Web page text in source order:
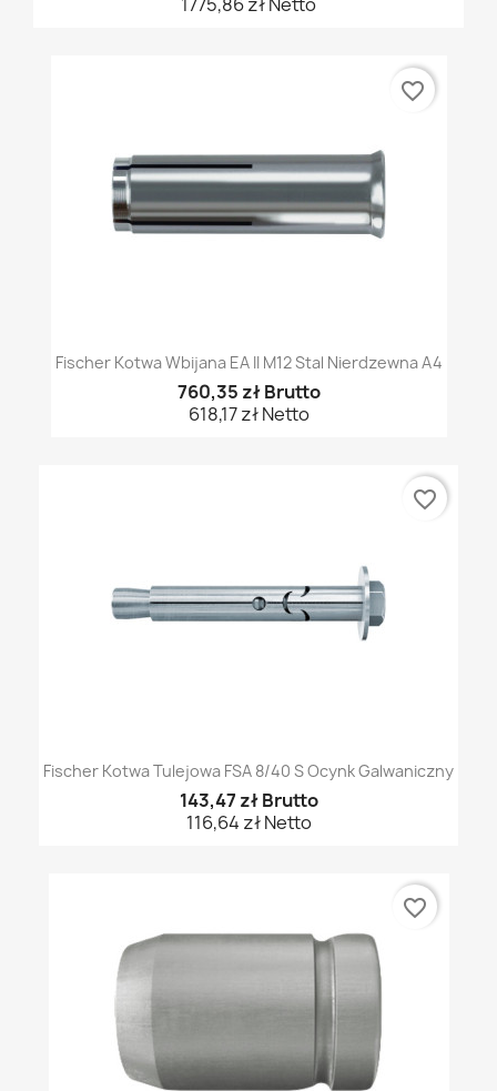
Fischer Kotwa Wbijana EA II M12 Stal Nierdzewna A4
760,35 zł Brutto
618,17 zł Netto
favorite_border
Fischer Kotwa Tulejowa FSA 8/40 S Ocynk Galwaniczny
143,47 zł Brutto
116,64 zł Netto
favorite_border
favorite_border